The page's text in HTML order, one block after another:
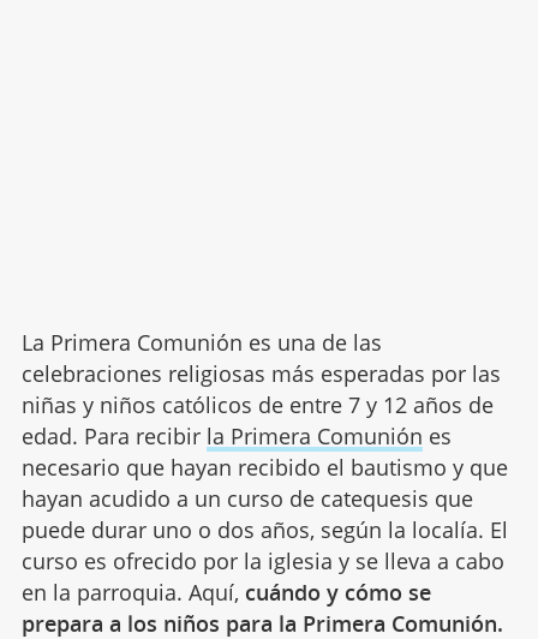
La Primera Comunión es una de las
celebraciones religiosas más esperadas por las
niñas y niños católicos de entre 7 y 12 años de
edad. Para recibir la Primera Comunión es
necesario que hayan recibido el bautismo y que
hayan acudido a un curso de catequesis que
puede durar uno o dos años, según la localía. El
curso es ofrecido por la iglesia y se lleva a cabo
en la parroquia. Aquí, cuándo y cómo se
prepara a los niños para la Primera Comunión.